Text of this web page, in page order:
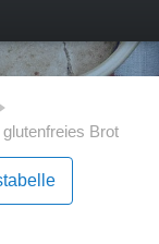
glutenfreies Brot